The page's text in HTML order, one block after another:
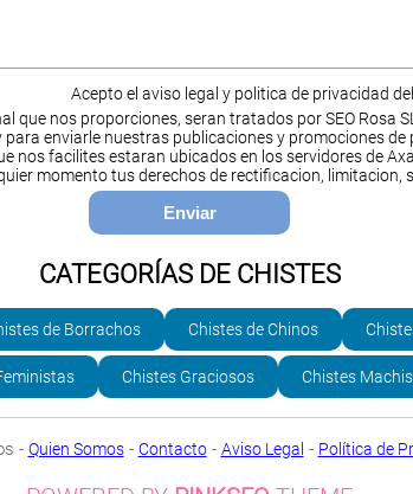
Acepto el aviso legal y politica de privacidad
que nos proporciones, seran tratados por SEO Rosa
enviarle nuestras publicaciones y promociones
nos facilites estaran ubicados en los servidores de
momento tus derechos de rectificacion, limitacion,
CATEGORÍAS DE CHISTES
de Borrachos Chistes de Chinos
Chistes Graciosos Chistes
- Quien Somos- Contacto- Aviso Legal - Política de